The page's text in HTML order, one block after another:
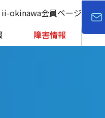
ii-okinawa会員ページ
障害情報